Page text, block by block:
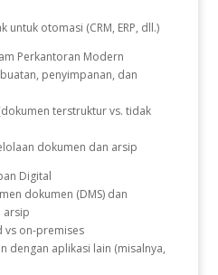
untuk otomasi (CRM, ERP, dll.)
Perkantoran Modern
penyimpanan, dan
terstruktur vs. tidak
dokumen dan arsip
Digital
dokumen (DMS) dan
arsip
vs on-premises
dengan aplikasi lain (misalnya,